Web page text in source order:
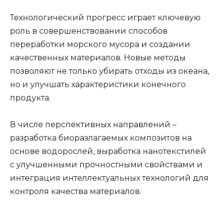
Технологический прогресс играет ключевую
роль в совершенствовании способов
переработки морского мусора и создании
качественных материалов. Новые методы
позволяют не только убирать отходы из океана,
но и улучшать характеристики конечного
продукта.
В числе перспективных направлений –
разработка биоразлагаемых композитов на
основе водорослей, выработка нанотекстилей
с улучшенными прочностными свойствами и
интеграция интеллектуальных технологий для
контроля качества материалов.